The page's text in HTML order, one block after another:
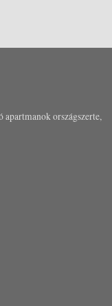
országszerte,